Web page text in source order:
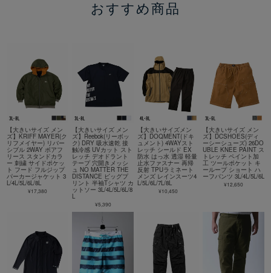
おすすめ商品
【大きいサイズ メン
ズ】KRIFF MAYER(ク
リフメイヤー) リバー
シブル 2WAY ボアフ
リース スタンドカラ
ー 刺繍 サイドポケッ
ト フード フルジップ
パーカージャケット 3
L/4L/5L/6L/8L
¥17,380
【大きいサイズ メン
ズ】Reebok(リーボッ
ク) DRY 吸水速乾 接
触冷感 UVカット スト
レッチ デオドラント
テープ 穴開きメッシ
ュ NO MATTER THE
DISTANCE ビッグプ
リント 半袖Tシャツ カ
ットソー 3L/4L/5L/6L/8
L
¥5,390
【大きいサイズメン
ズ】DOQMENT(ドキ
ュメント) 4WAYスト
レッチ シールド EX
防水 はっ水 透湿 軽量
止水ファスナー 再帰
反射 TPUラミネート
メンズ レインスーツ4
L/5L/6L/7L/8L
¥10,450
【大きいサイズ メン
ズ】DCSHOES(ディ
ーシーシューズ) 26DO
UBLE KNEE PAINT ス
トレッチ ペイント加
工 ツールポケット キ
ーループ ショート ハ
ーフパンツ 3L/4L/5L/6L
¥12,650